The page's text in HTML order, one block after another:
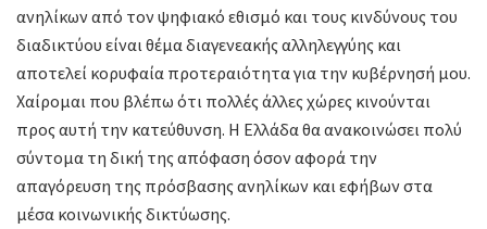
ανηλίκων από τον ψηφιακό εθισμό και τους κινδύνους του
διαδικτύου είναι θέμα διαγενεακής αλληλεγγύης και
αποτελεί κορυφαία προτεραιότητα για την κυβέρνησή μου.
Χαίρομαι που βλέπω ότι πολλές άλλες χώρες κινούνται
προς αυτή την κατεύθυνση. Η Ελλάδα θα ανακοινώσει πολύ
σύντομα τη δική της απόφαση όσον αφορά την
απαγόρευση της πρόσβασης ανηλίκων και εφήβων στα
μέσα κοινωνικής δικτύωσης.